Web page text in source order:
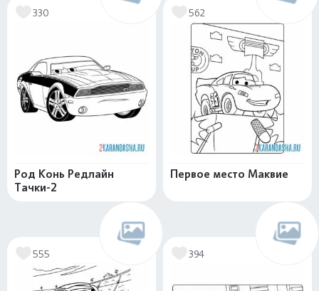
330
Род Конь Редлайн
Тачки-2
562
Первое место Маквие
555 394